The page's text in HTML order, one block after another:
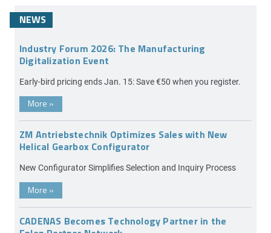
NEWS
Industry Forum 2026: The Manufacturing
Digitalization Event
Early-bird pricing ends Jan. 15: Save €50 when you register.
More »
ZM Antriebstechnik Optimizes Sales with New
Helical Gearbox Configurator
New Configurator Simplifies Selection and Inquiry Process
More »
CADENAS Becomes Technology Partner in the